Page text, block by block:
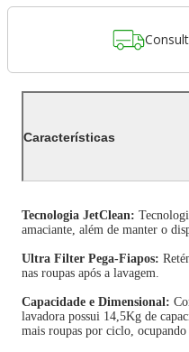
Características
Tecnologia JetClean:
amaciante, além de manter o
Ultra Filter Pega-Fiapos:
nas roupas após a lavagem.
Capacidade e Dimensional:
lavadora possui 14,5Kg de
mais roupas por ciclo, ocupando